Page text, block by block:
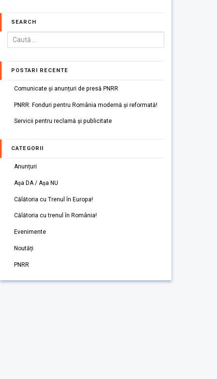
SEARCH
POSTARI RECENTE
Comunicate și anunțuri de presă PNRR
PNRR: Fonduri pentru România modernă și reformată!
Servicii pentru reclamă și publicitate
CATEGORII
Anunțuri
Așa DA / Așa NU
Călătoria cu Trenul în Europa!
Călătoria cu trenul în România!
Evenimente
Noutăți
PNRR